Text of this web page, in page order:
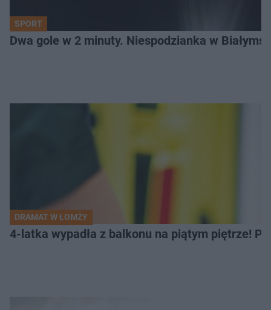
SPORT
Dwa gole w 2 minuty. Niespodzianka w
DRAMAT W ŁOMŻY
4-latka wypadła z balkonu na piątym piętrze!